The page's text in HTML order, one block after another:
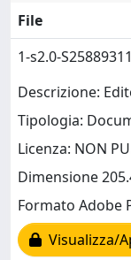
File
1-s2.0-
Descrizione:
Tipologia:
Licenza: NON
Dimensione
Formato Adobe
Visualizza/